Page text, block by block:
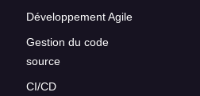
Développement Agile
Gestion du code
source
CI/CD